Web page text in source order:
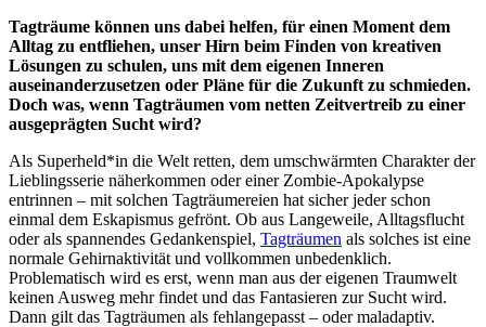
Tagträume können uns dabei helfen, für einen Moment dem
Alltag zu entfliehen, unser Hirn beim Finden von kreativen
Lösungen zu schulen, uns mit dem eigenen Inneren
auseinanderzusetzen oder Pläne für die Zukunft zu schmieden.
Doch was, wenn Tagträumen vom netten Zeitvertreib zu einer
ausgeprägten Sucht wird?
Als Superheld*in die Welt retten, dem umschwärmten Charakter der
Lieblingsserie näherkommen oder einer Zombie-Apokalypse
entrinnen – mit solchen Tagträumereien hat sicher jeder schon
einmal dem Eskapismus gefrönt. Ob aus Langeweile, Alltagsflucht
oder als spannendes Gedankenspiel, Tagträumen als solches ist eine
normale Gehirnaktivität und vollkommen unbedenklich.
Problematisch wird es erst, wenn man aus der eigenen Traumwelt
keinen Ausweg mehr findet und das Fantasieren zur Sucht wird.
Dann gilt das Tagträumen als fehlangepasst – oder maladaptiv.